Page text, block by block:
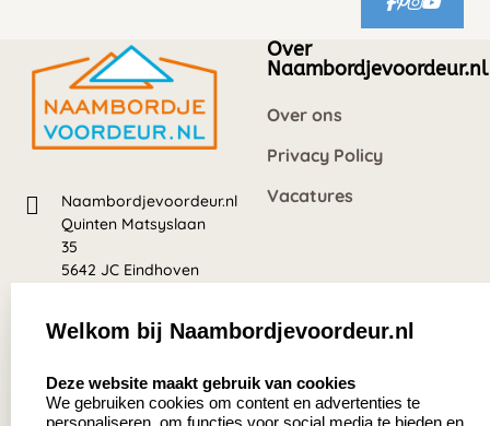
Naambordjevoordeur.nl
Quinten Matsyslaan
35
5642 JC Eindhoven
639 beoordelingen
Over
Naambordjevoordeur.nl
Over ons
Privacy Policy
Vacatures
Welkom bij Naambordjevoordeur.nl
Deze website maakt gebruik van cookies
We gebruiken cookies om content en advertenties te
personaliseren, om functies voor social media te bieden en